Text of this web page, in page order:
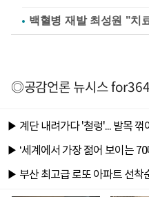
백혈병 재발 최성원 "치
◎공감언론 뉴시스